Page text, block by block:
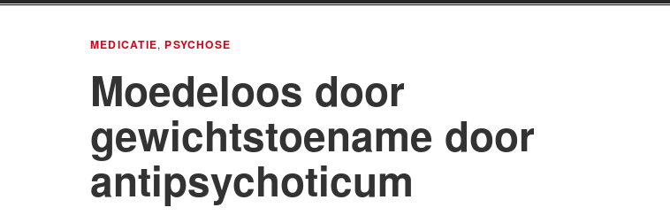
MEDICATIE, PSYCHOSE
Moedeloos door
gewichtstoename door
antipsychoticum